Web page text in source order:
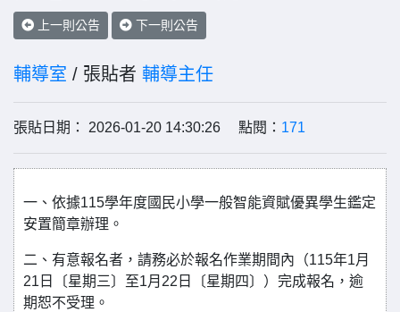
上一則公告 下一則公告
輔導室 / 張貼者 輔導主任
張貼日期： 2026-01-20 14:30:26 點閱： 171
一、依據115學年度國民小學一般智能資賦優異學生鑑定
安置簡章辦理。
二、有意報名者，請務必於報名作業期間內（115年1月
21日〔星期三〕至1月22日〔星期四〕）完成報名，逾
期恕不受理。